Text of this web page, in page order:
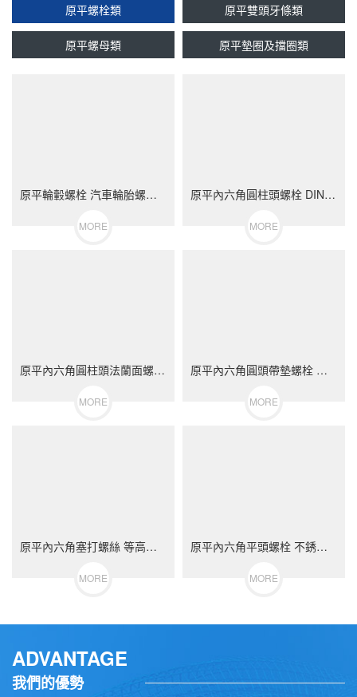
原平螺栓類 原平雙頭牙條類
原平螺母類 原平墊圈及擋圈類
原平輪轂螺栓 汽車輪胎螺絲 不銹鋼（304/316）碳鋼 合金鋼
MORE
原平內六角圓柱頭螺栓 DIN912 不銹鋼（304/316）碳鋼 合金鋼
MORE
原平內六角圓柱頭法蘭面螺栓 不銹鋼（304/316）碳鋼 合金鋼
MORE
原平內六角圓頭帶墊螺栓 不銹鋼（304/316）碳鋼 合金鋼
MORE
原平內六角塞打螺絲 等高限位螺栓 不銹鋼（304/316）碳鋼 合金鋼
MORE
原平內六角平頭螺栓 不銹鋼（304/316）碳鋼 合金鋼
MORE
ADVANTAGE
我們的優勢